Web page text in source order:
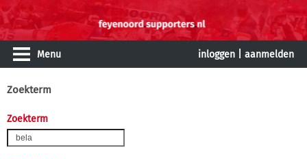
Menu inloggen aanmelden
Zoekterm
Zoekterm